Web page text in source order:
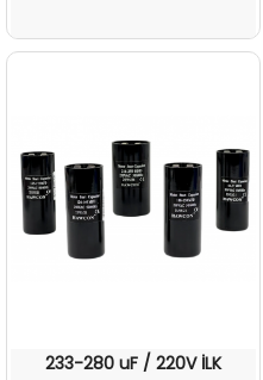
233-280 uF / 220V İLK